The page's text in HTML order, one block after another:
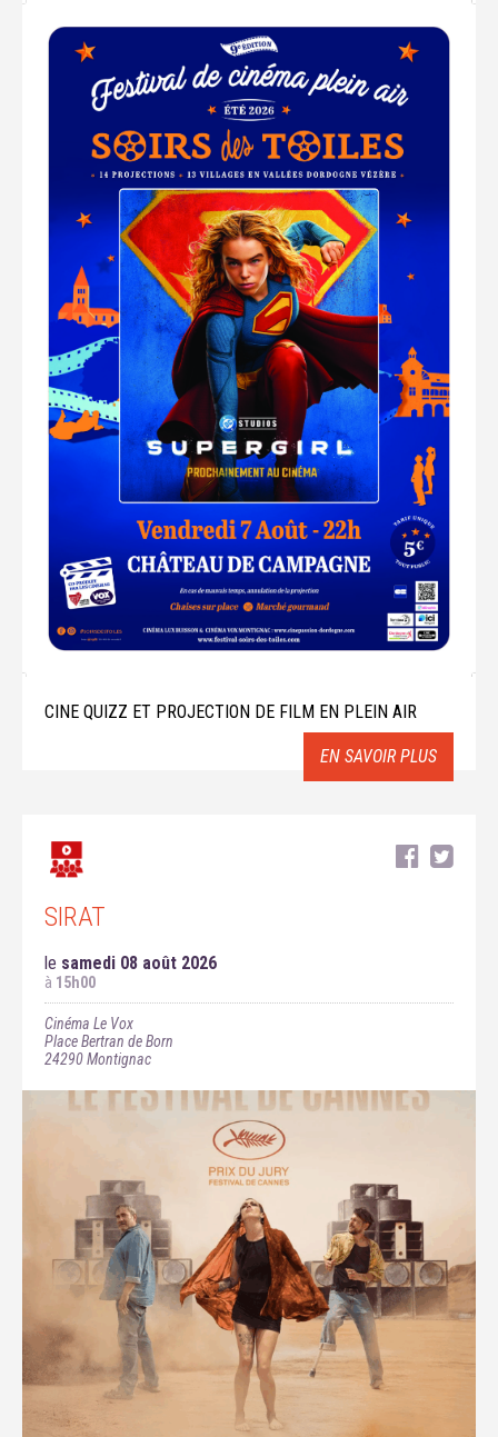
CINE QUIZZ ET PROJECTION DE FILM EN PLEIN AIR
EN SAVOIR PLUS
SIRAT
le samedi 08 août 2026
à 15h00
Cinéma Le Vox
Place Bertran de Born
24290Montignac